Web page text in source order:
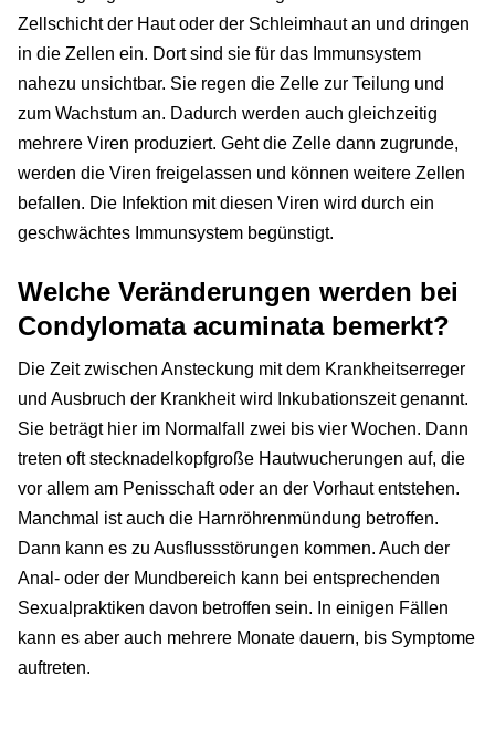
Zellschicht der Haut oder der Schleimhaut an und dringen
in die Zellen ein. Dort sind sie für das Immunsystem
nahezu unsichtbar. Sie regen die Zelle zur Teilung und
zum Wachstum an. Dadurch werden auch gleichzeitig
mehrere Viren produziert. Geht die Zelle dann zugrunde,
werden die Viren freigelassen und können weitere Zellen
befallen. Die Infektion mit diesen Viren wird durch ein
geschwächtes Immunsystem begünstigt.
Welche Veränderungen werden bei
Condylomata acuminata bemerkt?
Die Zeit zwischen Ansteckung mit dem Krankheitserreger
und Ausbruch der Krankheit wird Inkubationszeit genannt.
Sie beträgt hier im Normalfall zwei bis vier Wochen. Dann
treten oft stecknadelkopfgroße Hautwucherungen auf, die
vor allem am Penisschaft oder an der Vorhaut entstehen.
Manchmal ist auch die Harnröhrenmündung betroffen.
Dann kann es zu Ausflussstörungen kommen. Auch der
Anal- oder der Mundbereich kann bei entsprechenden
Sexualpraktiken davon betroffen sein. In einigen Fällen
kann es aber auch mehrere Monate dauern, bis Symptome
auftreten.